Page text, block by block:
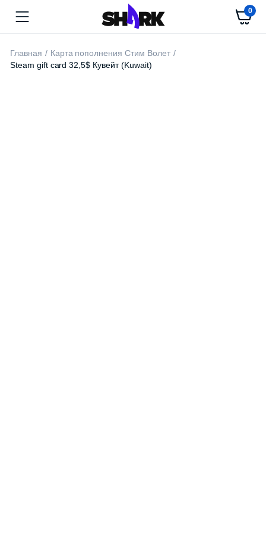
0
Главная
Карта пополнения Стим Волет
Steam gift card 32,5$ Кувейт (Kuwait)